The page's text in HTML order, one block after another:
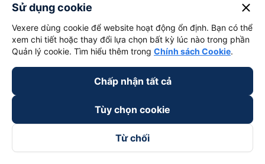
Nhà xe Điểm đi
15:30 - 20:00
Sử dụng cookie close
Vexere dùng cookie để website hoạt động ổn định. Bạn có thể
xem chi tiết hoặc thay đổi lựa chọn bất kỳ lúc nào trong phần
Quản lý cookie. Tìm hiểu thêm trong Chính sách Cookie.
Chấp nhận tất cả
Tùy chọn cookie
Từ chối